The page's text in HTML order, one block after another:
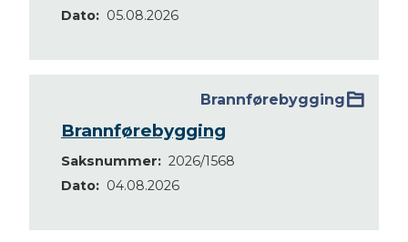
Dato
05.08.2026
Brannførebygging
Brannførebygging
Saksnummer
2026/1568
Dato
04.08.2026